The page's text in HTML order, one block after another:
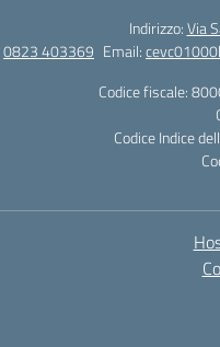
Indirizzo:Via
0823 403369 Email:
Codice fiscale:
Codice Indice